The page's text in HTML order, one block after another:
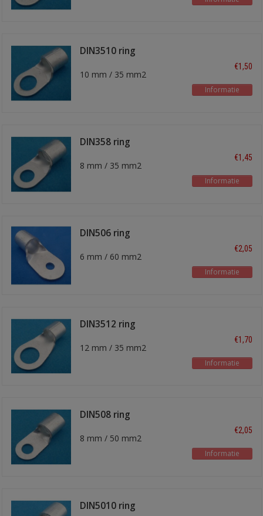
DIN3510 ring
10 mm / 35 mm2
€1,50
Informatie
DIN358 ring
8 mm / 35 mm2
€1,45
Informatie
DIN506 ring
kabelschoen
6 mm / 60 mm2
€2,05
Informatie
DIN3512 ring
kabelschoen
12 mm / 35 mm2
€1,70
Informatie
DIN508 ring
8 mm / 50 mm2
€2,05
Informatie
DIN5010 ring